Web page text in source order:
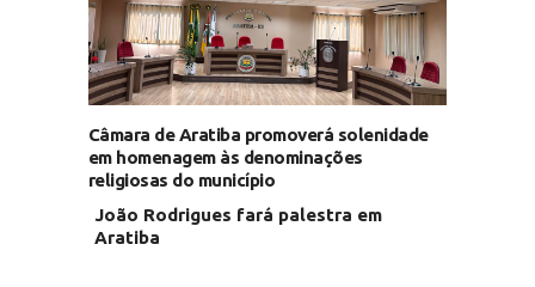
Câmara de Aratiba promoverá solenidade
em homenagem às denominações
religiosas do município
João Rodrigues fará palestra em
Aratiba